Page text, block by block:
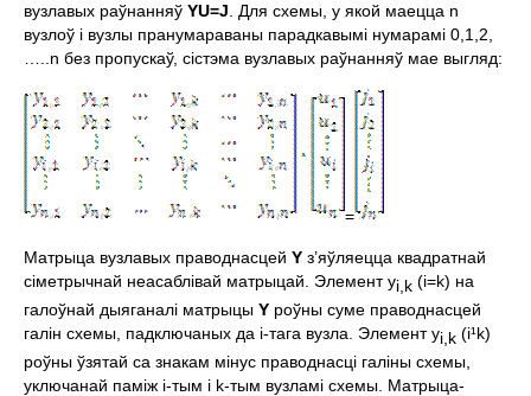
вузлавых раўнанняў YU=J . Для схемы, у якой маецца n
вузлоў і вузлы пранумараваны парадкавымі нумарамі 0,1,2,
…..n без пропускаў, сістэма вузлавых раўнанняў мае выгляд:
=
Матрыца вузлавых праводнасцей Y з’яўляецца квадратнай
сiметрычнай неасаблiвай матрыцай. Элемент yi, k (i=k) на
галоўнай дыяганалi матрыцы Y роўны суме праводнасцей
галiн схемы, падключаных да i-тага вузла. Элемент yi, k (i¹k)
роўны ўзятай са знакам мiнус праводнасцi галiны схемы,
уключанай памiж i-тым i k-тым вузламi схемы. Матрыца-